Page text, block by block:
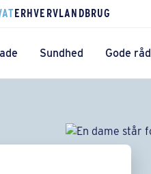
ERHVERVLANDBRUG
Sundhed Gode råd